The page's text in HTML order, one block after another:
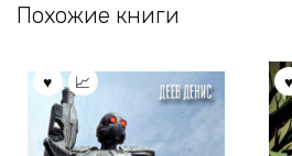
Похожие книги